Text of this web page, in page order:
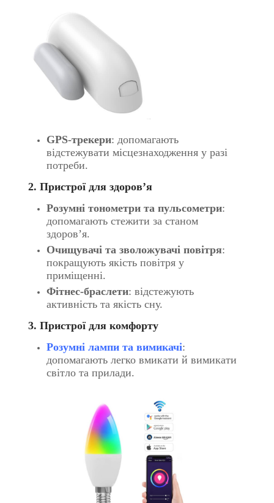
GPS-трекери: допомагають
відстежувати місцезнаходження у разі
потреби.
2. Пристрої для здоров’я
Розумні тонометри та пульсометри:
допомагають стежити за станом
здоров’я.
Очищувачі та зволожувачі повітря:
покращують якість повітря у
приміщенні.
Фітнес-браслети: відстежують
активність та якість сну.
3. Пристрої для комфорту
Розумні лампи та вимикачі:
допомагають легко вмикати й вимикати
світло та прилади.